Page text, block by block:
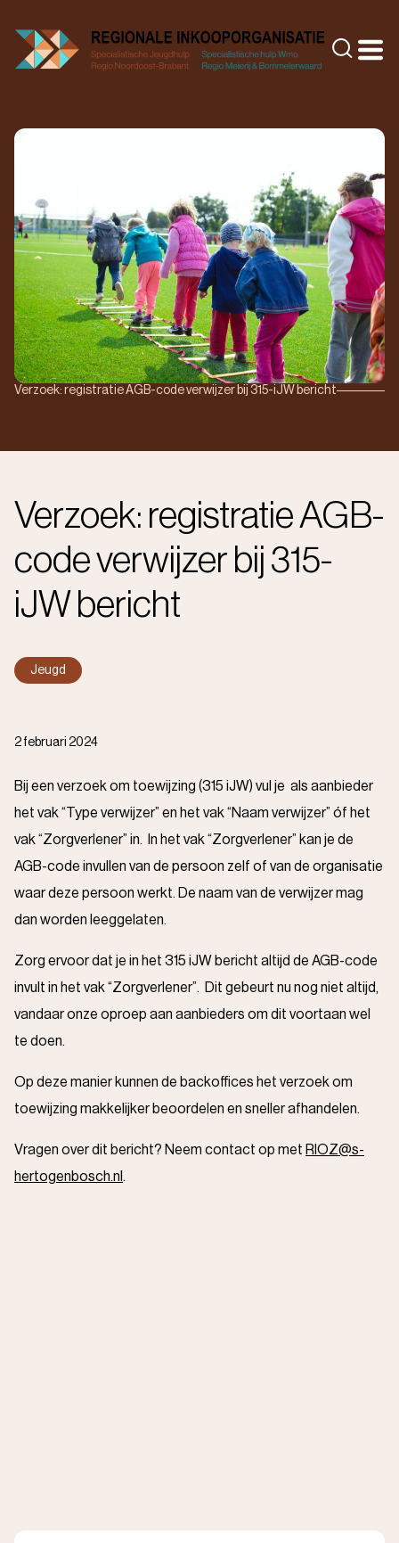
naar
inhoud
Verzoek: registratie AGB-code verwijzer bij 315-iJW bericht
Verzoek: registratie AGB-
code verwijzer bij 315-
iJW bericht
Jeugd
2 februari 2024
Bij een verzoek om toewijzing (315 iJW) vul je als aanbieder
het vak “Type verwijzer” en het vak “Naam verwijzer” óf het
vak “Zorgverlener” in. In het vak “Zorgverlener” kan je de
AGB-code invullen van de persoon zelf of van de organisatie
waar deze persoon werkt. De naam van de verwijzer mag
dan worden leeggelaten.
Zorg ervoor dat je in het 315 iJW bericht altijd de AGB-code
invult in het vak “Zorgverlener”. Dit gebeurt nu nog niet altijd,
vandaar onze oproep aan aanbieders om dit voortaan wel
te doen.
Op deze manier kunnen de backoffices het verzoek om
toewijzing makkelijker beoordelen en sneller afhandelen.
Vragen over dit bericht? Neem contact op met RIOZ@s-
hertogenbosch.nl .